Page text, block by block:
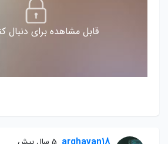
قابل مشاهده برای دنبال